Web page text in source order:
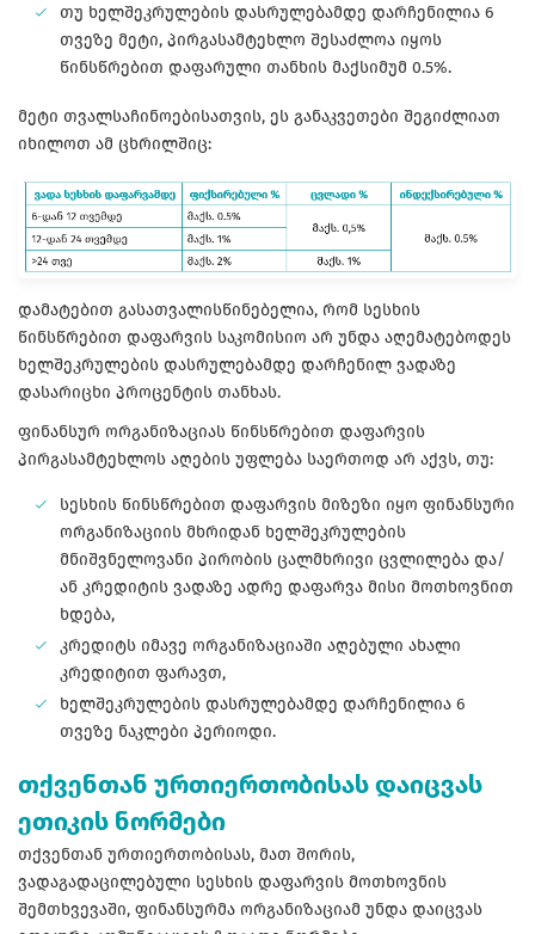
თუ ხელშეკრულების დასრულებამდე დარჩენილია 6
თვეზე მეტი, პირგასამტეხლო შესაძლოა იყოს
წინსწრებით დაფარული თანხის მაქსიმუმ 0.5%.
მეტი თვალსაჩინოებისათვის, ეს განაკვეთები შეგიძლიათ
იხილოთ ამ ცხრილშიც:
დამატებით გასათვალისწინებელია, რომ სესხის
წინსწრებით დაფარვის საკომისიო არ უნდა აღემატებოდეს
ხელშეკრულების დასრულებამდე დარჩენილ ვადაზე
დასარიცხი პროცენტის თანხას.
ფინანსურ ორგანიზაციას წინსწრებით დაფარვის
პირგასამტეხლოს აღების უფლება საერთოდ არ აქვს, თუ:
სესხის წინსწრებით დაფარვის მიზეზი იყო ფინანსური
ორგანიზაციის მხრიდან ხელშეკრულების
მნიშვნელოვანი პირობის ცალმხრივი ცვლილება და/
ან კრედიტის ვადაზე ადრე დაფარვა მისი მოთხოვნით
ხდება,
კრედიტს იმავე ორგანიზაციაში აღებული ახალი
კრედიტით ფარავთ,
ხელშეკრულების დასრულებამდე დარჩენილია 6
თვეზე ნაკლები პერიოდი.
თქვენთან ურთიერთობისას დაიცვას
ეთიკის ნორმები
თქვენთან ურთიერთობისას, მათ შორის,
ვადაგადაცილებული სესხის დაფარვის მოთხოვნის
შემთხვევაში, ფინანსურმა ორგანიზაციამ უნდა დაიცვას